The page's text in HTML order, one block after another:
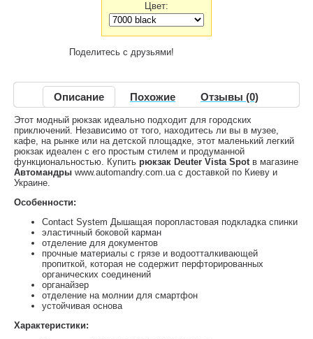
Цвет:
Поделитесь с друзьями!
Описание Похожие Отзывы (0)
Этот модный рюкзак идеально подходит для городских
приключений. Независимо от того, находитесь ли вы в музее,
кафе, на рынке или на детской площадке, этот маленький легкий
рюкзак идеален с его простым стилем и продуманной
функциональностью. Купить рюкзак Deuter Vista Spotв магазине
Автомандры www.automandry.com.ua с доставкой по Киеву и
Украине.
Особенности:
Contact System Дышащая поропластовая подкладка спинки
эластичный боковой карман
отделение для документов
прочные материалы с грязе и водоотталкивающей
пропиткой, которая не содержит перфторированных
органических соединений
органайзер
отделение на молнии для смартфон
устойчивая основа
Характеристики: